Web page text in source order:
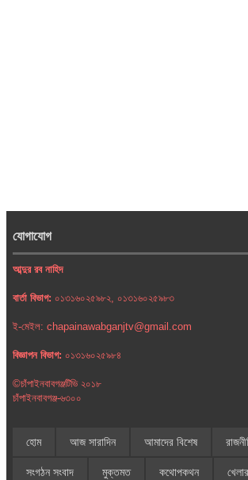
যোগাযোগ
আব্দুর রব নাহিদ
বার্তা বিভাগ: ০১৩১৬০২৫৯৮২, ০১৩১৬০২৫৯৮৩
ই-মেইল: chapainawabganjtv@gmail.com
বিজ্ঞাপন বিভাগ: ০১৩১৬০২৫৯৮৪
©চাঁপাইনবাবগঞ্জটিভি ২০১৮
চাঁপাইনবাবগঞ্জ-৬৩০০
হোম আজ সারাদিন আমাদের বিশেষ
সংগঠন সংবাদ মুক্তমত কথোপকথন